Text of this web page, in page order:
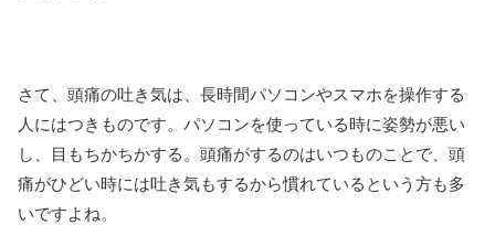
さて、頭痛の吐き気は、長時間パソコンやスマホを操作する
人にはつきものです。パソコンを使っている時に姿勢が悪い
し、目もちかちかする。頭痛がするのはいつものことで、頭
痛がひどい時には吐き気もするから慣れているという方も多
いですよね。